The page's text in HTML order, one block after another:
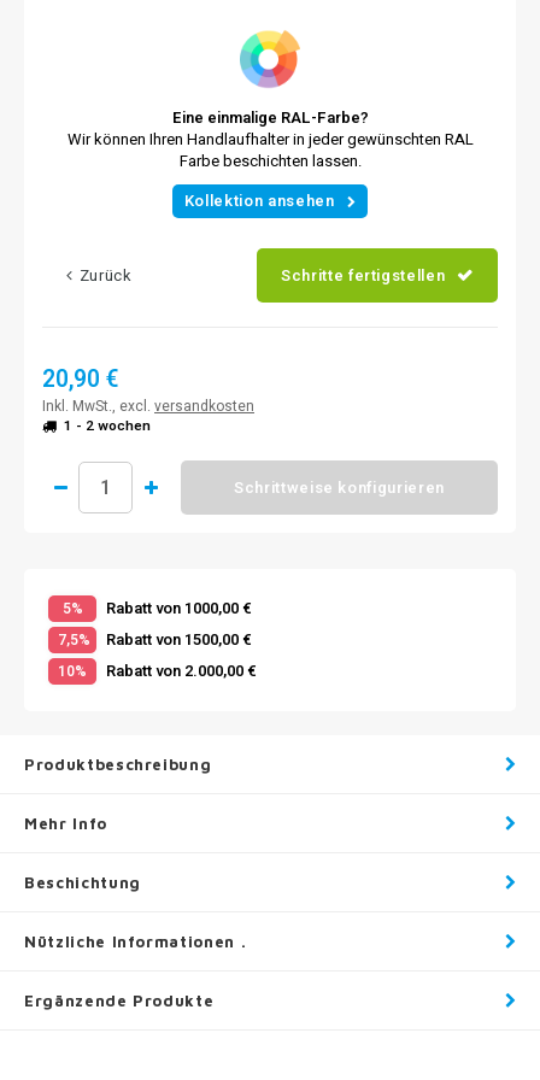
Eine einmalige RAL-Farbe?
Wir können Ihren Handlaufhalter in jeder gewünschten RAL
Farbe beschichten lassen.
Kollektion ansehen
Zurück Schritte fertigstellen
20,90 €
Inkl. MwSt., excl. versandkosten
1 - 2 wochen
Schrittweise konfigurieren
5% Rabatt von 1000,00 €
7,5% Rabatt von 1500,00 €
10% Rabatt von 2.000,00 €
Produktbeschreibung
Mehr Info
Beschichtung
Nützliche Informationen .
Ergänzende Produkte